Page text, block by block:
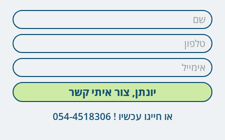
יונתן, צור איתי קשר
או חייגו עכשיו ! 054-4518306